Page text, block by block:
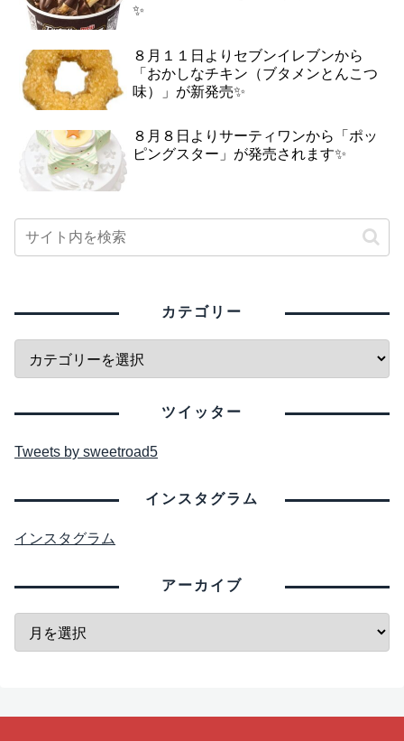
✨
８月１１日よりセブンイレブンから
「おかしなチキン（ブタメンとんこつ
味）」が新発売✨
８月８日よりサーティワンから「ポッ
ピングスター」が発売されます✨
カテゴリー
ツイッター
Tweets by sweetroad5
インスタグラム
インスタグラム
アーカイブ